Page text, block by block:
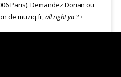
Paris). Demandez Dorian ou
de muziq.fr,all right ya? •